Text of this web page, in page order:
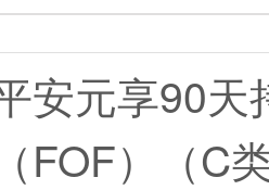
安元享90天
（FOF）（C